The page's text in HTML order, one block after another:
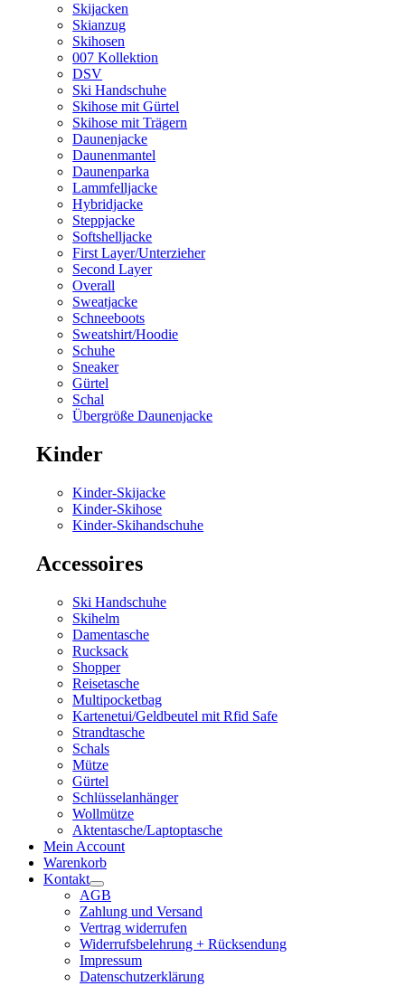
Skijacken
Skianzug
Skihosen
007 Kollektion
DSV
Ski Handschuhe
Skihose mit Gürtel
Skihose mit Trägern
Daunenjacke
Daunenmantel
Daunenparka
Lammfelljacke
Hybridjacke
Steppjacke
Softshelljacke
First Layer/Unterzieher
Second Layer
Overall
Sweatjacke
Schneeboots
Sweatshirt/Hoodie
Schuhe
Sneaker
Gürtel
Schal
Übergröße Daunenjacke
Kinder
Kinder-Skijacke
Kinder-Skihose
Kinder-Skihandschuhe
Accessoires
Ski Handschuhe
Skihelm
Damentasche
Rucksack
Shopper
Reisetasche
Multipocketbag
Kartenetui/Geldbeutel mit Rfid Safe
Strandtasche
Schals
Mütze
Gürtel
Schlüsselanhänger
Wollmütze
Aktentasche/Laptoptasche
Mein Account
Warenkorb
Kontakt
AGB
Zahlung und Versand
Vertrag widerrufen
Widerrufsbelehrung + Rücksendung
Impressum
Datenschutzerklärung